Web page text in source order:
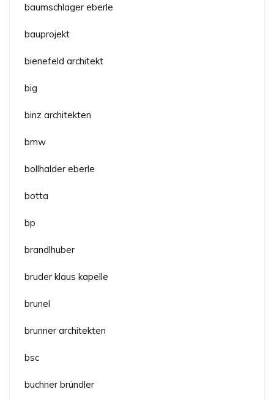
baumschlager eberle
bauprojekt
bienefeld architekt
big
binz architekten
bmw
bollhalder eberle
botta
bp
brandlhuber
bruder klaus kapelle
brunel
brunner architekten
bsc
buchner bründler